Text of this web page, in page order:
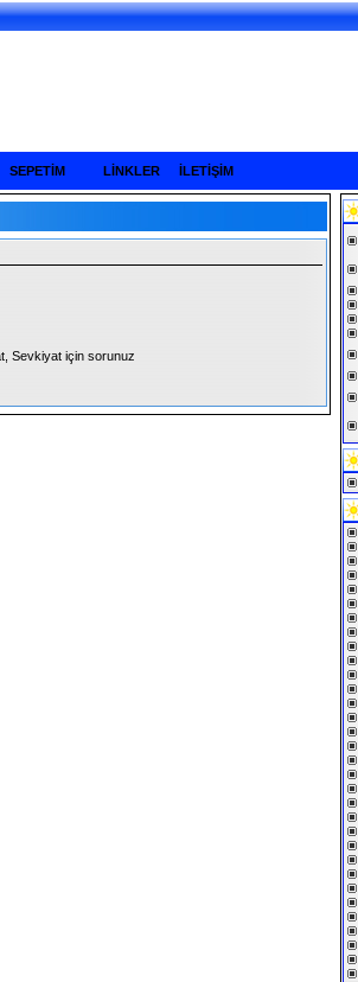
SEPETİM LİNKLER İLETİŞİM
Sevkiyat için sorunuz